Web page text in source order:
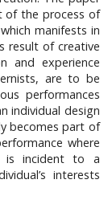
of the process of
manifests in
result of creative
and experience
are to be
performances
individual design
becomes part of
where
is incident to a
interests